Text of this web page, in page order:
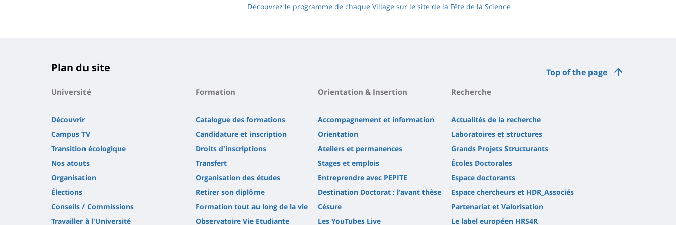
Découvrez le programme de chaque Village sur le site de la Fête de la Science
Top of the page
Plan du site
Université
Découvrir
Campus TV
Transition écologique
Nos atouts
Organisation
Élections
Conseils / Commissions
Travailler à l'Université
Formation
Catalogue des formations
Candidature et inscription
Droits d'inscriptions
Transfert
Organisation des études
Retirer son diplôme
Formation tout au long de la vie
Observatoire Vie Etudiante
Orientation & Insertion
Accompagnement et information
Orientation
Ateliers et permanences
Stages et emplois
Entreprendre avec PEPITE
Destination Doctorat : l'avant thèse
Césure
Les YouTubes Live
Recherche
Actualités de la recherche
Laboratoires et structures
Grands Projets Structurants
Écoles Doctorales
Espace doctorants
Espace chercheurs et HDR_Associés
Partenariat et Valorisation
Le label européen HRS4R